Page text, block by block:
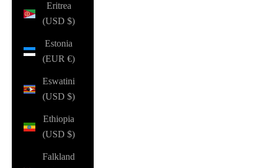
Eritrea
(USD $)
Estonia
(EUR €)
Eswatini
(USD $)
Ethiopia
(USD $)
Falkland